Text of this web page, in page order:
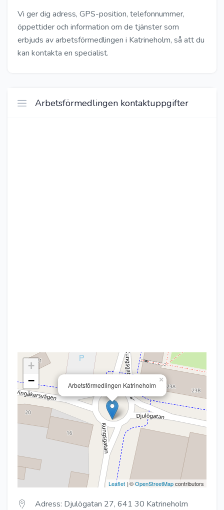
Vi ger dig adress, GPS-position, telefonnummer,
öppettider och information om de tjänster som
erbjuds av arbetsförmedlingen i Katrineholm, så att du
kan kontakta en specialist.
Arbetsförmedlingen kontaktuppgifter
Arbetsförmedlingen Katrineholm
×
+
−
Leaflet | ©OpenStreetMapcontributors
Adress: Djulögatan 27, 641 30 Katrineholm